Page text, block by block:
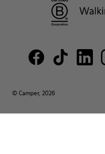
© Camper, 2026